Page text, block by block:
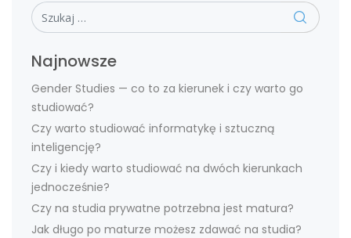
Szukaj
Najnowsze
Gender Studies — co to za kierunek i czy warto go
studiować?
Czy warto studiować informatykę i sztuczną
inteligencję?
Czy i kiedy warto studiować na dwóch kierunkach
jednocześnie?
Czy na studia prywatne potrzebna jest matura?
Jak długo po maturze możesz zdawać na studia?